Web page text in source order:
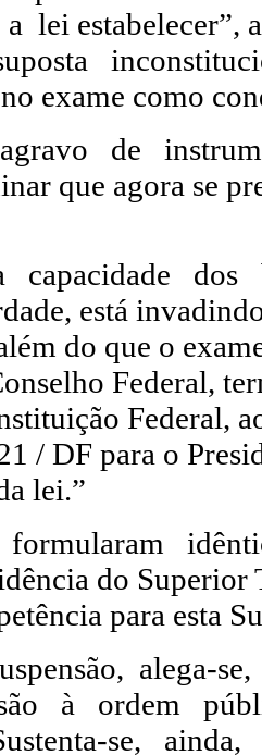
a lei
exame como
de
que agora se
dos
está
do que o
Federal,
Federal,
/ DF para o
lei.”
formularam
do
para esta
alega-
à ordem
se, ainda,